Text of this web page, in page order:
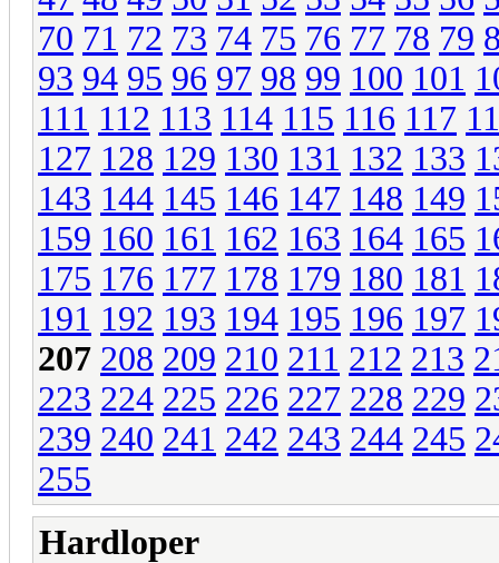
70 71 72 73 74 75 76 77 78 79
93 94 95 96 97 98 99 100 101
111 112 113 114 115 116 117
127 128 129 130 131 132 133
143 144 145 146 147 148 149
159 160 161 162 163 164 165
175 176 177 178 179 180 181
191 192 193 194 195 196 197
207 208 209 210 211 212 213
223 224 225 226 227 228 229
239 240 241 242 243 244 245
255
Hardloper